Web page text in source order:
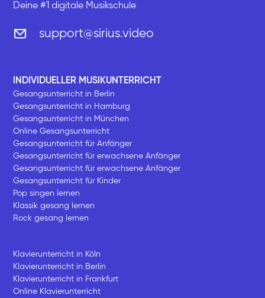
Deine #1 digitale Musikschule
support@sirius.video
INDIVIDUELLER MUSIKUNTERRICHT
Gesangsunterricht in Berlin
Gesangsunterricht in Hamburg
Gesangsunterricht in München
Online Gesangsunterricht
Gesangsunterricht für Anfänger
Gesangsunterricht für erwachsene Anfänger
Gesangsunterricht für erwachsene Anfänger
Gesangsunterricht für Kinder
Pop singen lernen
Klassik gesang lernen
Rock gesang lernen
Klavierunterricht in Köln
Klavierunterricht in Berlin
Klavierunterricht in Frankfurt
Online Klavierunterricht